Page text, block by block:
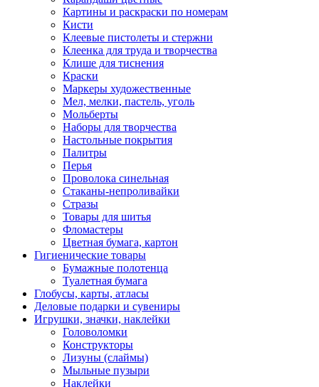
Картины и раскраски по номерам
Кисти
Клеевые пистолеты и стержни
Клеенка для труда и творчества
Клише для тиснения
Краски
Маркеры художественные
Мел, мелки, пастель, уголь
Мольберты
Наборы для творчества
Настольные покрытия
Палитры
Перья
Проволока синельная
Стаканы-непроливайки
Стразы
Товары для шитья
Фломастеры
Цветная бумага, картон
Гигиенические товары
Бумажные полотенца
Туалетная бумага
Глобусы, карты, атласы
Деловые подарки и сувениры
Игрушки, значки, наклейки
Головоломки
Конструкторы
Лизуны (слаймы)
Мыльные пузыри
Наклейки